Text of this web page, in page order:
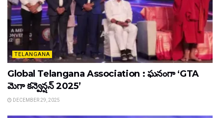
TELANGANA
Global Telangana Association : ఘనంగా ‘GTA
మెగా కన్వెన్షన్ 2025’
DECEMBER 29, 2025